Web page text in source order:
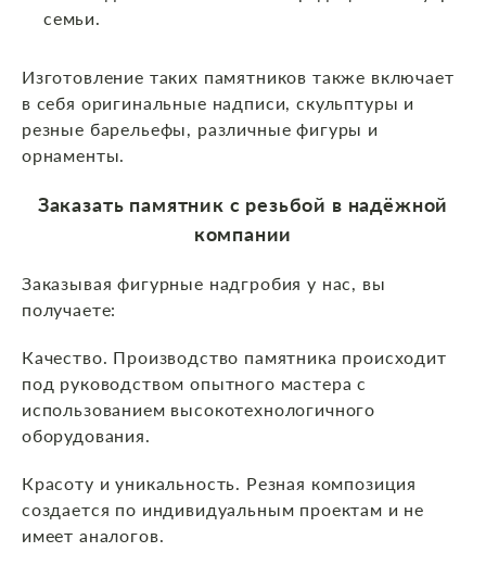
семьи.
Изготовление таких памятников также включает
в себя оригинальные надписи, скульптуры и
резные барельефы, различные фигуры и
орнаменты.
Заказать памятник с резьбой в надёжной
компании
Заказывая фигурные надгробия у нас, вы
получаете:
Качество. Производство памятника происходит
под руководством опытного мастера с
использованием высокотехнологичного
оборудования.
Красоту и уникальность. Резная композиция
создается по индивидуальным проектам и не
имеет аналогов.